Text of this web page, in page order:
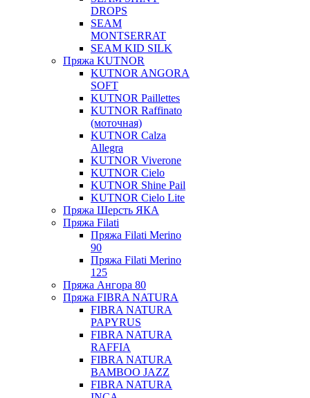
DROPS
SEAM
MONTSERRAT
SEAM KID SILK
Пряжа KUTNOR
KUTNOR ANGORA
SOFT
KUTNOR Paillettes
KUTNOR Raffinato
(моточная)
KUTNOR Calza
Allegra
KUTNOR Viverone
KUTNOR Cielo
KUTNOR Shine Pail
KUTNOR Cielo Lite
Пряжа Шерсть ЯКА
Пряжа Filati
Пряжа Filati Merino
90
Пряжа Filati Merino
125
Пряжа Ангора 80
Пряжа FIBRA NATURA
FIBRA NATURA
PAPYRUS
FIBRA NATURA
RAFFIA
FIBRA NATURA
BAMBOO JAZZ
FIBRA NATURA